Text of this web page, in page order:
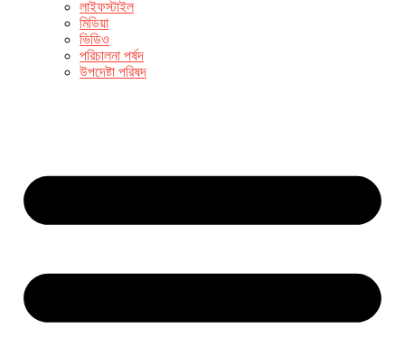
লাইফস্টাইল
মিডিয়া
ভিডিও
পরিচালনা পর্ষদ
উপদেষ্টা পরিষদ